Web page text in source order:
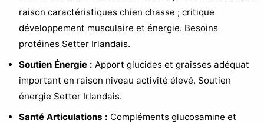
raison caractéristiques chien chasse ; critique
développement musculaire et énergie. Besoins
protéines Setter Irlandais.
Soutien Énergie : Apport glucides et graisses adéquat
important en raison niveau activité élevé. Soutien
énergie Setter Irlandais.
Santé Articulations : Compléments glucosamine et